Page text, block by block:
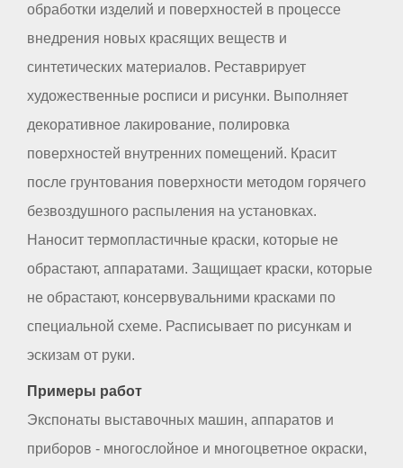
обработки изделий и поверхностей в процессе
внедрения новых красящих веществ и
синтетических материалов. Реставрирует
художественные росписи и рисунки. Выполняет
декоративное лакирование, полировка
поверхностей внутренних помещений. Красит
после грунтования поверхности методом горячего
безвоздушного распыления на установках.
Наносит термопластичные краски, которые не
обрастают, аппаратами. Защищает краски, которые
не обрастают, консервувальними красками по
специальной схеме. Расписывает по рисункам и
эскизам от руки.
Примеры работ
Экспонаты выставочных машин, аппаратов и
приборов - многослойное и многоцветное окраски,